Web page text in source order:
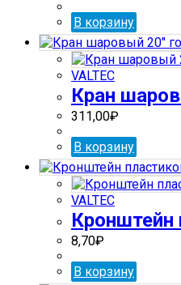
В корзину
VALTEC
Кран
311,00₽
В корзину
VALTEC
Кронштейн
8,70₽
В корзину